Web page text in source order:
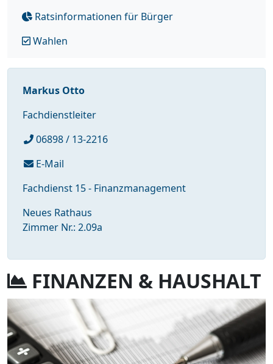
Ratsinformationen für Bürger
Wahlen
Markus Otto
Fachdienstleiter
06898 / 13-2216
E-Mail
Fachdienst 15 - Finanzmanagement
Neues Rathaus
Zimmer Nr.: 2.09a
FINANZEN & HAUSHALT